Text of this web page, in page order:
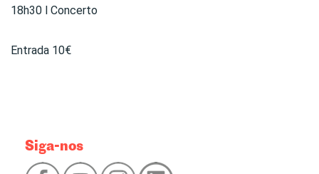
18h30 l Concerto
Entrada 10€
Siga-nos